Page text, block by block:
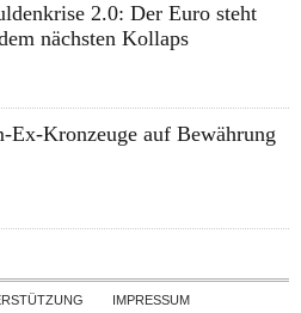
2.0: Der Euro steht
nächsten Kollaps
Ex-Kronzeuge auf Bewährung
Skip to contentIMPRESSUM